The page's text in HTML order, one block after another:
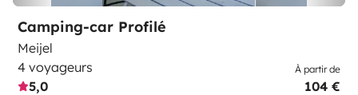
Camping-car Profilé
Meijel
4 voyageurs
5,0
À partir de
104 €